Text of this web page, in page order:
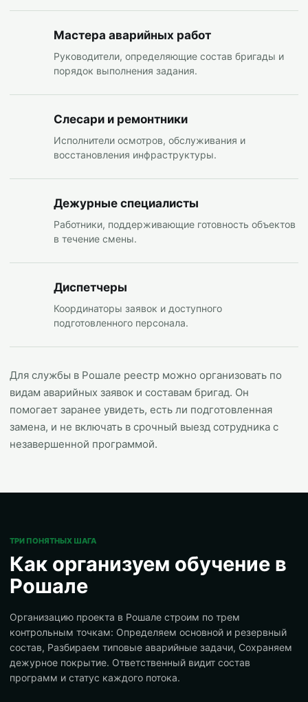
Мастера аварийных работ
Руководители, определяющие состав бригады и
порядок выполнения задания.
Слесари и ремонтники
Исполнители осмотров, обслуживания и
восстановления инфраструктуры.
Дежурные специалисты
Работники, поддерживающие готовность объектов
в течение смены.
Диспетчеры
Координаторы заявок и доступного
подготовленного персонала.
Для службы в Рошале реестр можно организовать по
видам аварийных заявок и составам бригад. Он
помогает заранее увидеть, есть ли подготовленная
замена, и не включать в срочный выезд сотрудника с
незавершенной программой.
ТРИ ПОНЯТНЫХ ШАГА
Как организуем обучение в
Рошале
Организацию проекта в Рошале строим по трем
контрольным точкам: Определяем основной и резервный
состав, Разбираем типовые аварийные задачи, Сохраняем
дежурное покрытие. Ответственный видит состав
программ и статус каждого потока.